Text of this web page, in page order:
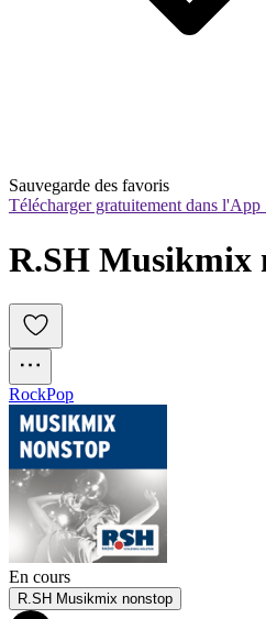
Sauvegarde des favoris
Télécharger gratuitement dans l'App
R.SH Musikmix
RockPop
En cours
R.SH Musikmix nonstop